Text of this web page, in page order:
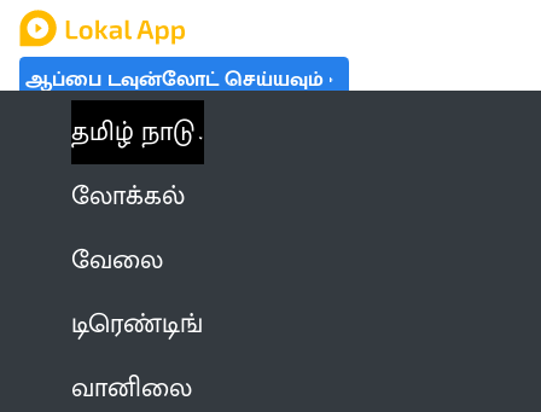
ஆப்பை டவுன்லோட் செய்யவும்
தமிழ் நாடு
லோக்கல்
வேலை
டிரெண்டிங்
வானிலை